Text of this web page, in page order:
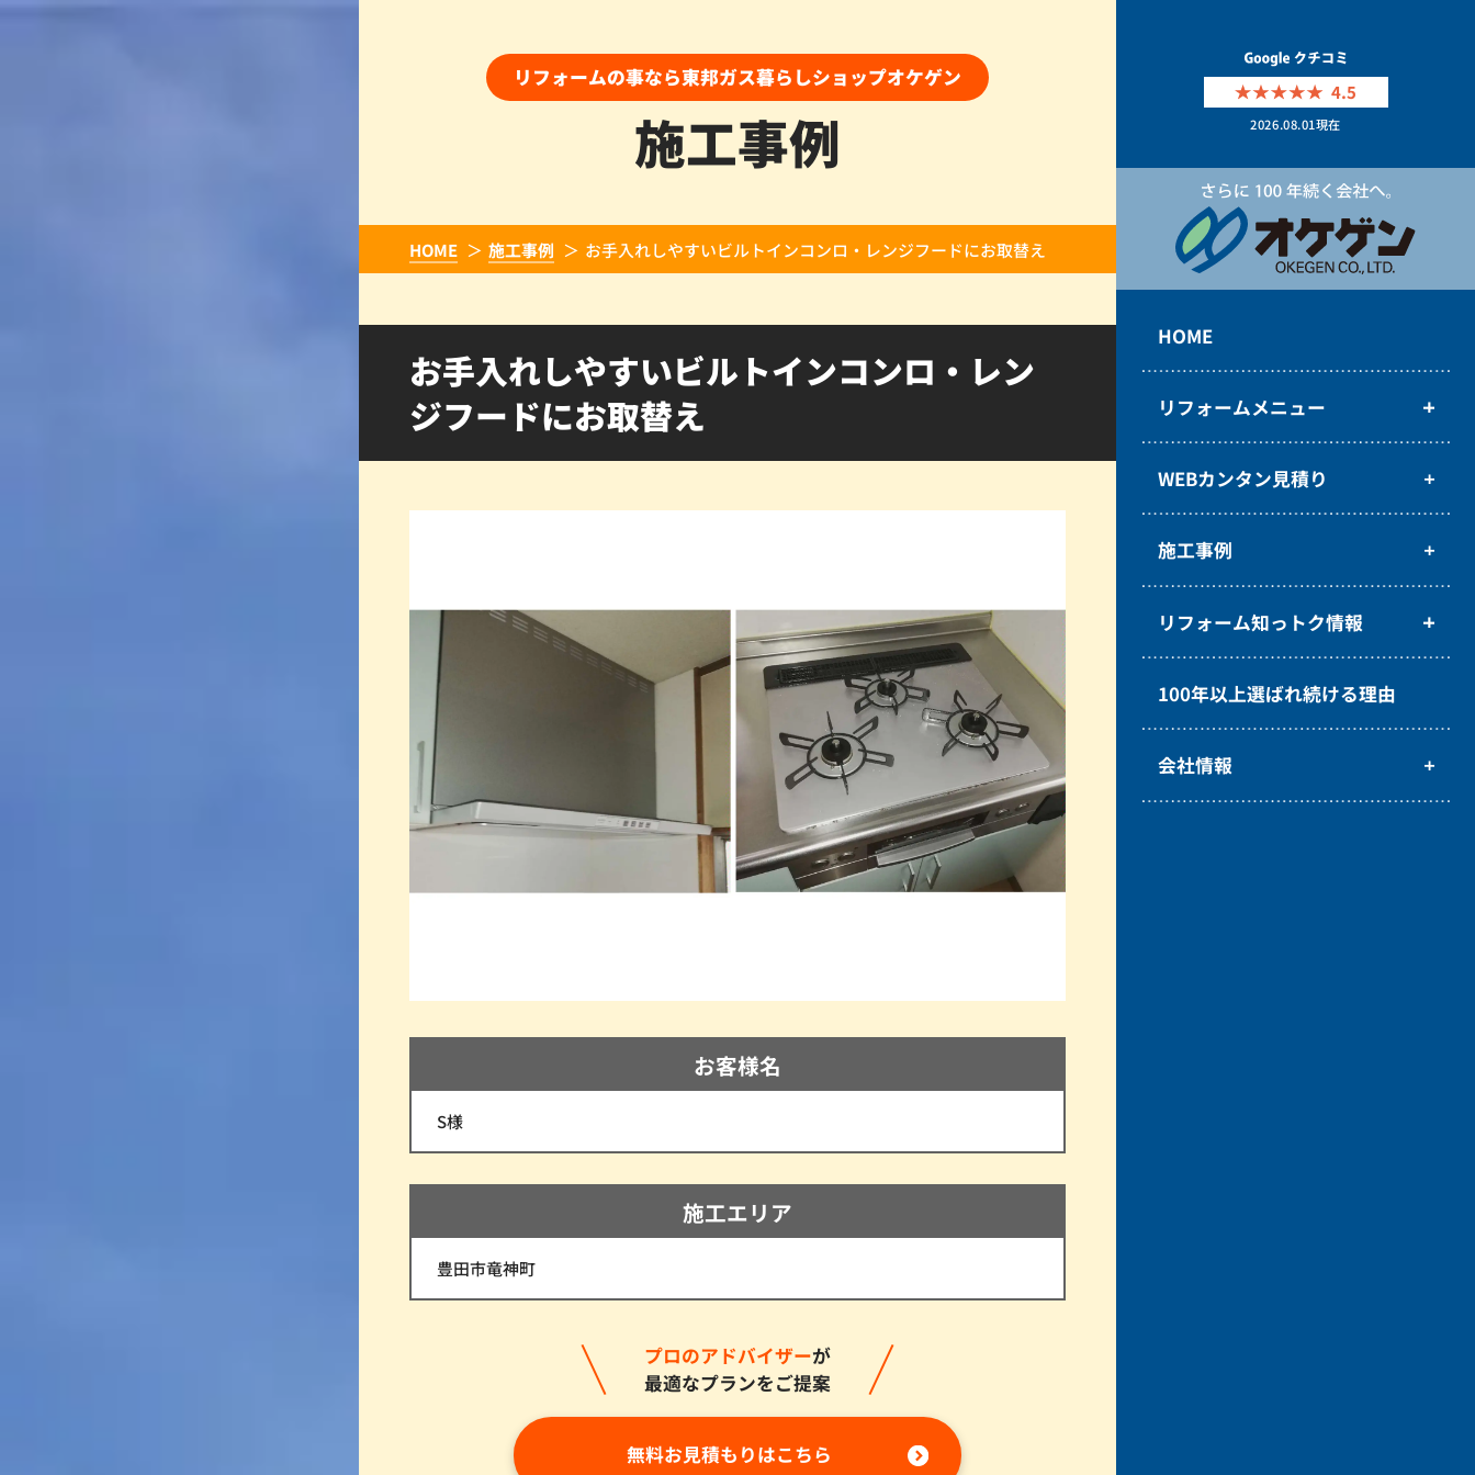
4.5
2026.08.01現在
HOME
リフォームメニュー
WEBカンタン見積り
施工事例
リフォーム知っトク情報
100年以上選ばれ続ける理由
会社情報
リフォームの事なら東邦ガス暮らしショップオケゲン
施工事例
HOME 施工事例 お手入れしやすいビルトインコンロ・レンジフードにお取替え
お手入れしやすいビルトインコンロ・レン
ジフードにお取替え
お客様名
S様
施工エリア
豊田市竜神町
プロのアドバイザーが
最適なプランをご提案
無料お見積もりはこちら